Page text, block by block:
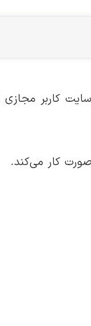
کاربر
کار می‌کند.